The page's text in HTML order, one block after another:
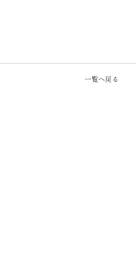
一覧へ戻る